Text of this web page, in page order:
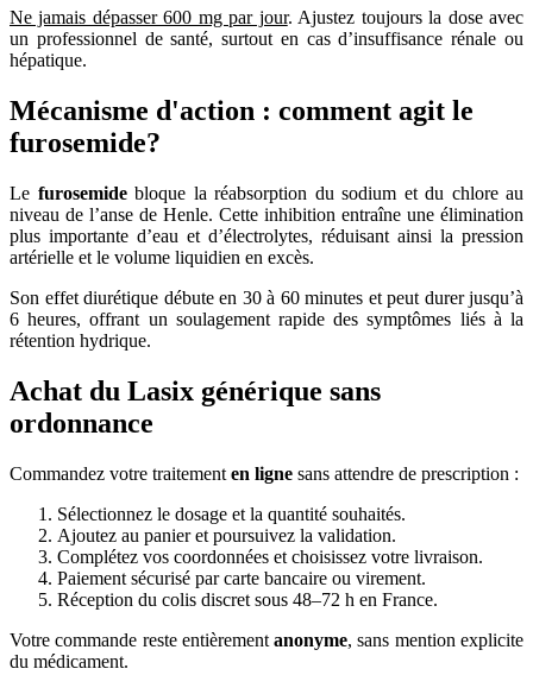
Ne jamais dépasser 600 mg par jour. Ajustez toujours la dose avec
un professionnel de santé, surtout en cas d’insuffisance rénale ou
hépatique.
Mécanisme d'action : comment agit le
furosemide?
Le furosemidebloque la réabsorption du sodium et du chlore au
niveau de l’anse de Henle. Cette inhibition entraîne une élimination
plus importante d’eau et d’électrolytes, réduisant ainsi la pression
artérielle et le volume liquidien en excès.
Son effet diurétique débute en 30 à 60 minutes et peut durer jusqu’à
6 heures, offrant un soulagement rapide des symptômes liés à la
rétention hydrique.
Achat du Lasix générique sans
ordonnance
Commandez votre traitement en ligne sans attendre de prescription :
Sélectionnez le dosage et la quantité souhaités.
Ajoutez au panier et poursuivez la validation.
Complétez vos coordonnées et choisissez votre livraison.
Paiement sécurisé par carte bancaire ou virement.
Réception du colis discret sous 48–72 h en France.
Votre commande reste entièrementanonyme, sans mention explicite
du médicament.